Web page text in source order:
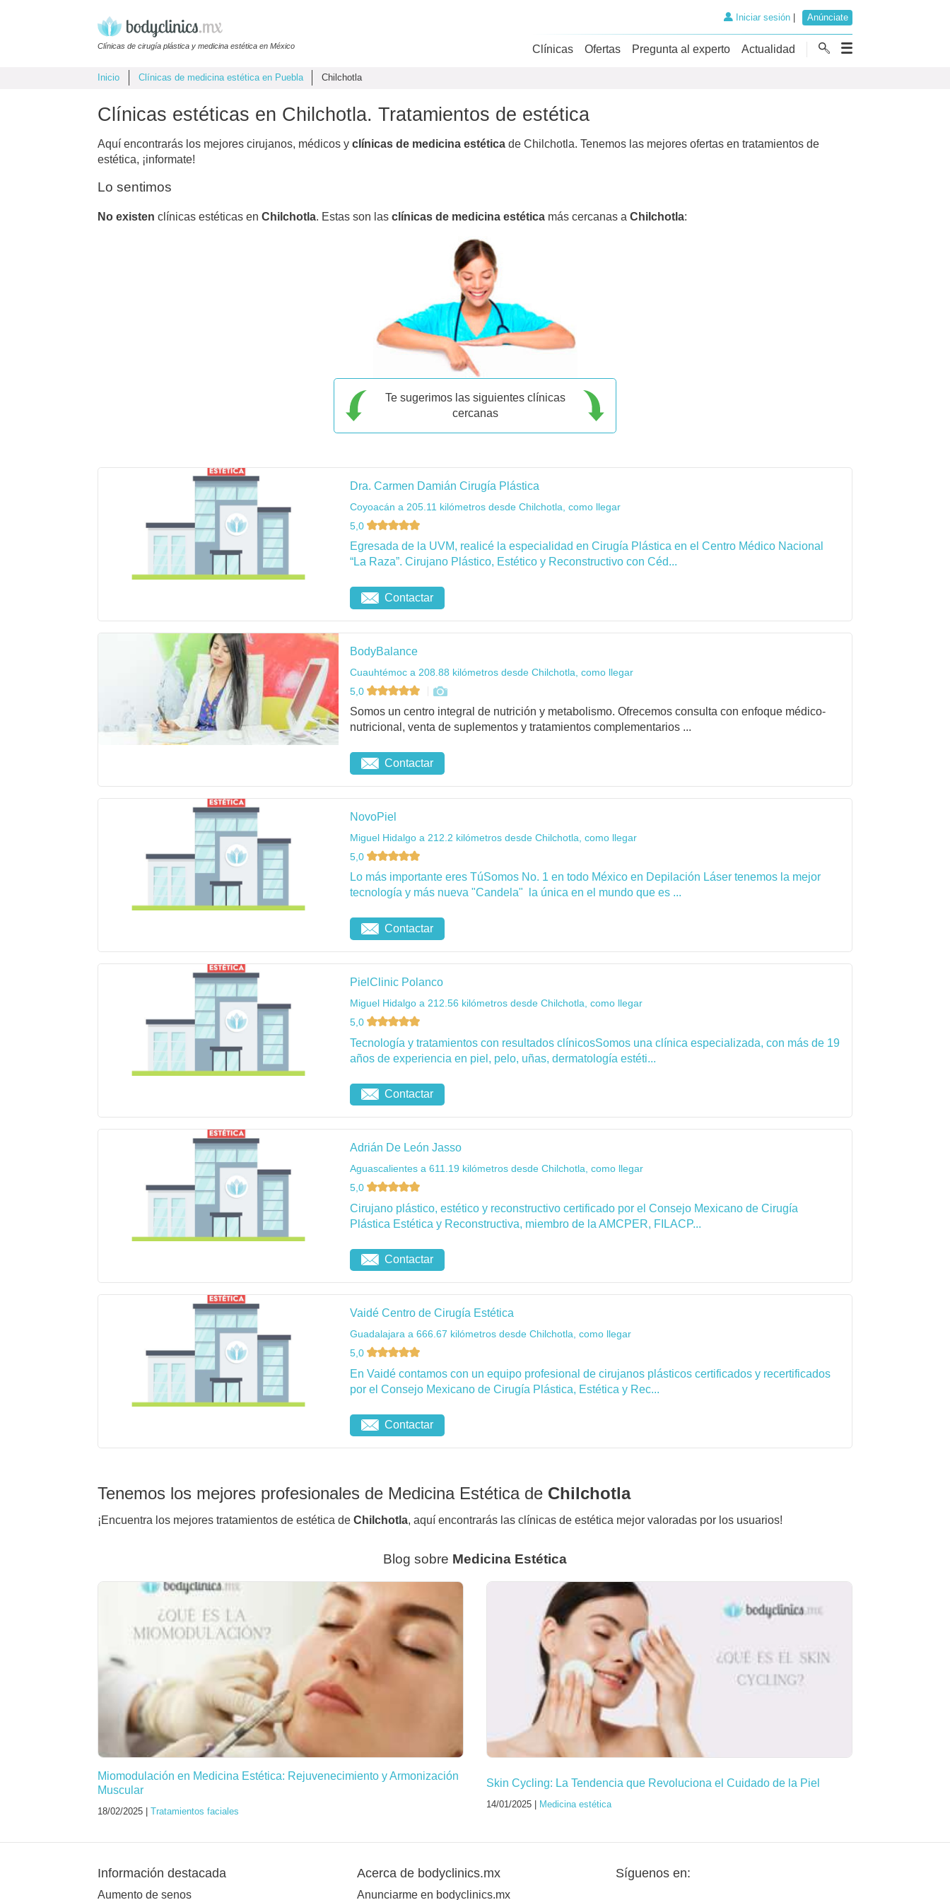
Clínicas de cirugía plástica y medicina estética en México
Iniciar sesión| Anúnciate
Clínicas Ofertas Pregunta al experto Actualidad
Inicio Clínicas de medicina estética en Puebla Chilchotla
Clínicas estéticas en Chilchotla. Tratamientos de estética
Aquí encontrarás los mejores cirujanos, médicos y clínicas de medicina estética de Chilchotla. Tenemos las mejores ofertas en tratamientos de
estética, ¡informate!
Lo sentimos
No existen clínicas estéticas en Chilchotla. Estas son las clínicas de medicina estética más cercanas a Chilchotla:
Te sugerimos las siguientes clínicas
cercanas
Dra. Carmen Damián Cirugía Plástica
Coyoacán a 205.11 kilómetros desde Chilchotla, como llegar
5,0
Egresada de la UVM, realicé la especialidad en Cirugía Plástica en el Centro Médico Nacional
“La Raza”. Cirujano Plástico, Estético y Reconstructivo con Céd...
Contactar
BodyBalance
Cuauhtémoc a 208.88 kilómetros desde Chilchotla, como llegar
5,0
Somos un centro integral de nutrición y metabolismo. Ofrecemos consulta con enfoque médico-
nutricional, venta de suplementos y tratamientos complementarios ...
Contactar
NovoPiel
Miguel Hidalgo a 212.2 kilómetros desde Chilchotla, como llegar
5,0
Lo más importante eres TúSomos No. 1 en todo México en Depilación Láser tenemos la mejor
tecnología y más nueva "Candela" la única en el mundo que es ...
Contactar
PielClinic Polanco
Miguel Hidalgo a 212.56 kilómetros desde Chilchotla, como llegar
5,0
Tecnología y tratamientos con resultados clínicosSomos una clínica especializada, con más de 19
años de experiencia en piel, pelo, uñas, dermatología estéti...
Contactar
Adrián De León Jasso
Aguascalientes a 611.19 kilómetros desde Chilchotla, como llegar
5,0
Cirujano plástico, estético y reconstructivo certificado por el Consejo Mexicano de Cirugía
Plástica Estética y Reconstructiva, miembro de la AMCPER, FILACP...
Contactar
Vaidé Centro de Cirugía Estética
Guadalajara a 666.67 kilómetros desde Chilchotla, como llegar
5,0
En Vaidé contamos con un equipo profesional de cirujanos plásticos certificados y recertificados
por el Consejo Mexicano de Cirugía Plástica, Estética y Rec...
Contactar
Tenemos los mejores profesionales de Medicina Estética de Chilchotla
¡Encuentra los mejores tratamientos de estética de Chilchotla, aquí encontrarás las clínicas de estética mejor valoradas por los usuarios!
Blog sobre Medicina Estética
Miomodulación en Medicina Estética: Rejuvenecimiento y Armonización
Muscular
18/02/2025 | Tratamientos faciales
Skin Cycling: La Tendencia que Revoluciona el Cuidado de la Piel
14/01/2025 | Medicina estética
Información destacada
Aumento de senos
Acerca de bodyclinics.mx
Anunciarme en bodyclinics.mx
Síguenos en: